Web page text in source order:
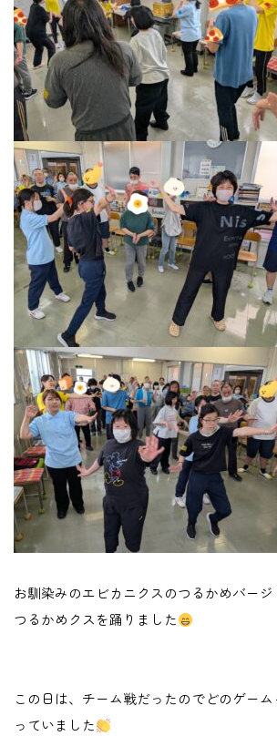
お馴染みのエビカニクスのつるかめバージ
つるかめクスを踊りました
この日は、チーム戦だったのでどのゲー
っていました